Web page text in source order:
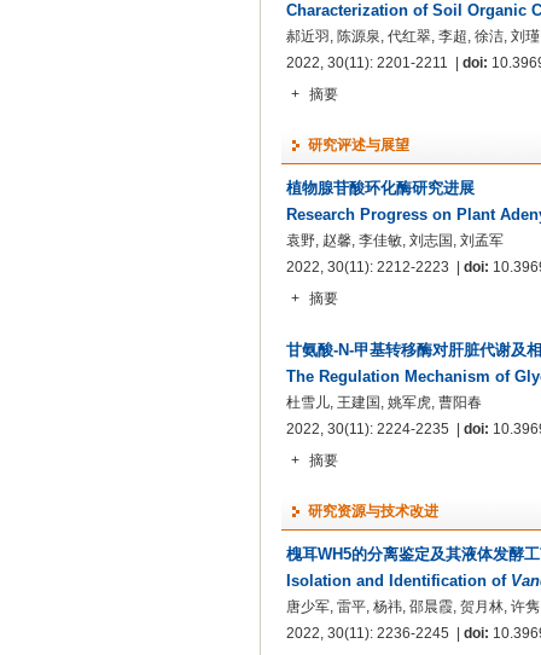
Characterization of Soil Organic
郝近羽, 陈源泉, 代红翠, 李超, 徐洁, 刘
2022, 30(11): 2201-2211 | doi:
+
摘要
研究评述与展望
植物腺苷酸环化酶研究进展
Research Progress on Plant
袁野, 赵馨, 李佳敏, 刘志国, 刘孟军
2022, 30(11): 2212-2223 | doi:
+
摘要
甘氨酸-N-甲基转移酶对肝脏代谢及
The Regulation Mechanism of
杜雪儿, 王建国, 姚军虎, 曹阳春
2022, 30(11): 2224-2235 | doi:
+
摘要
研究资源与技术改进
槐耳WH5的分离鉴定及其液体发酵
Isolation and Identification of
唐少军, 雷平, 杨祎, 邵晨霞, 贺月林, 许隽
2022, 30(11): 2236-2245 | doi: